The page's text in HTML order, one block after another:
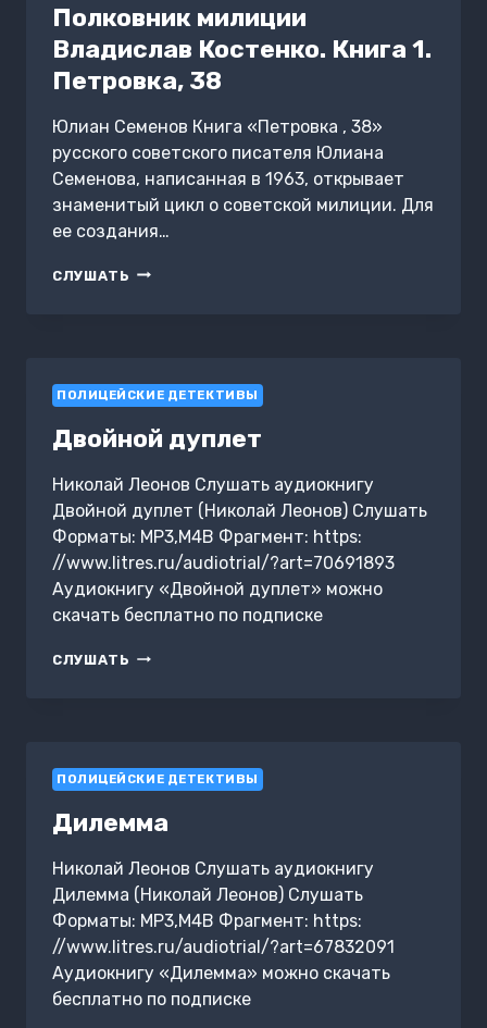
Полковник милиции
Владислав Костенко. Книга 1.
Петровка, 38
Юлиан Семенов Книга «Петровка , 38»
русского советского писателя Юлиана
Семенова, написанная в 1963, открывает
знаменитый цикл о советской милиции. Для
ее создания…
СЛУШАТЬ ПОЛКОВНИК
ПЕТРОВКА,
ПОЛИЦЕЙСКИЕ ДЕТЕКТИВЫ
Двойной дуплет
Николай Леонов Слушать аудиокнигу
Двойной дуплет (Николай Леонов) Слушать
Форматы: MP3,M4B Фрагмент: https:
//www.litres.ru/audiotrial/?art=70691893
Аудиокнигу «Двойной дуплет» можно
скачать бесплатно по подписке
СЛУШАТЬ ДВОЙНОЙ
ПОЛИЦЕЙСКИЕ ДЕТЕКТИВЫ
Дилемма
Николай Леонов Слушать аудиокнигу
Дилемма (Николай Леонов) Слушать
Форматы: MP3,M4B Фрагмент: https:
//www.litres.ru/audiotrial/?art=67832091
Аудиокнигу «Дилемма» можно скачать
бесплатно по подписке